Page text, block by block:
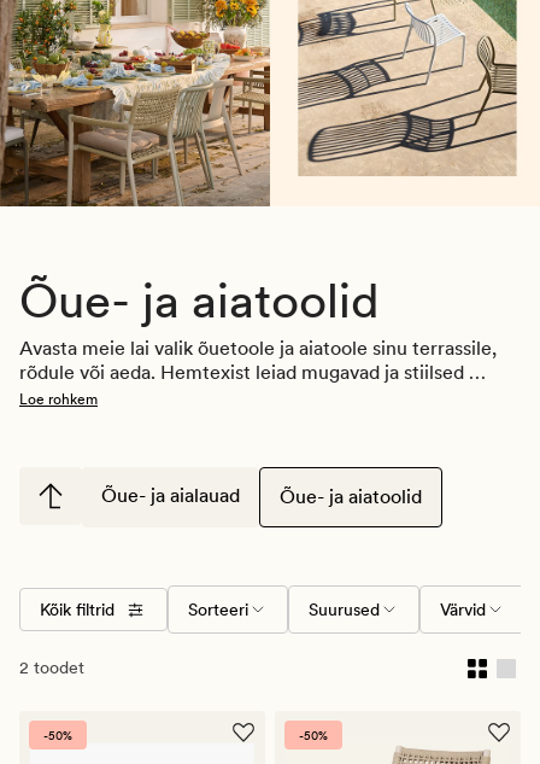
Õue- ja aiatoolid
Avasta meie lai valik õuetoole ja aiatoole sinu terrassile,
rõdule või aeda. Hemtexist leiad mugavad ja stiilsed
toolid igasse väliruumi – olgu otsingul kompaktsed
vastupidavuse, et luua meeldiv ning praktiline
õuekeskkond.
Loe rohkem
Õue- ja aialauad Õue- ja aiatoolid
Kõik filtrid Sorteeri Suurused Värvid
2 toodet
-50% -50%